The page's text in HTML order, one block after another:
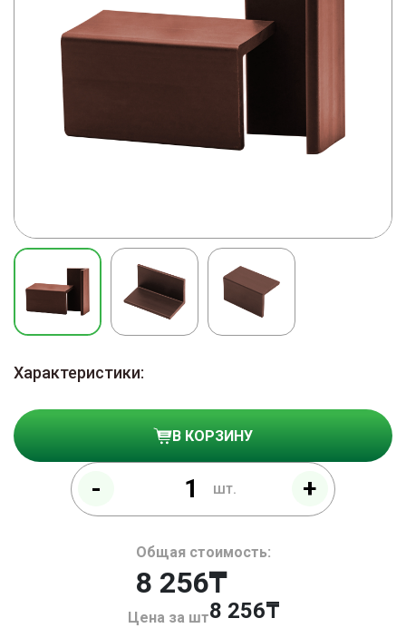
Характеристики:
- шт. +
В КОРЗИНУ
Цена за шт8 256
Общая стоимость:
8 256₸